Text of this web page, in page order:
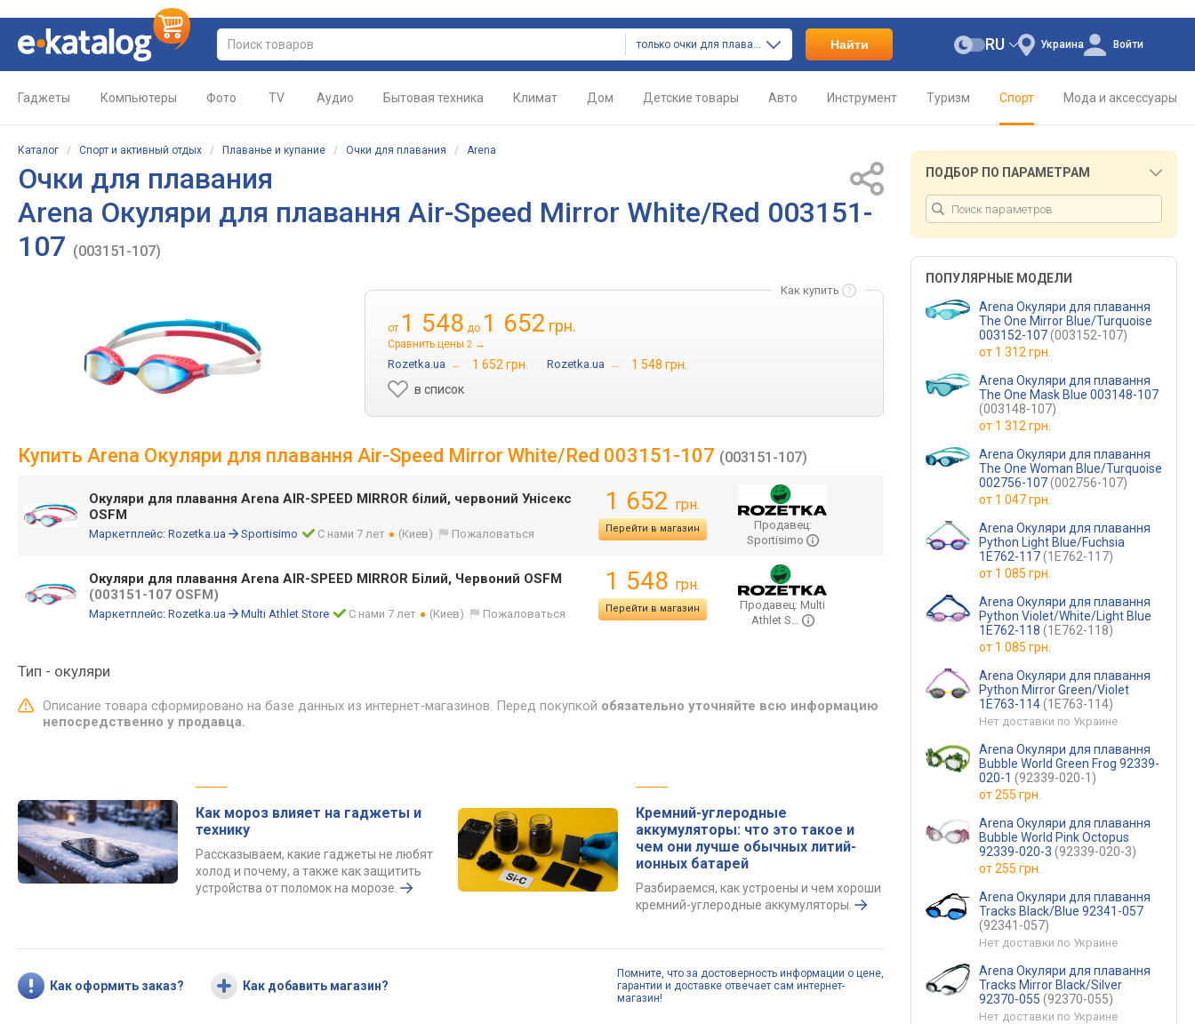
только очки для плавания Найти Украина
RU Войти
Гаджеты Компьютеры Фото TV Аудио Бытовая техника Климат Дом Детские товары Авто Инструмент Туризм Спорт Мода и аксессуары
Каталог / Спорт и активный отдых / Плаванье и купание / Очки для плавания / Arena
Очки для плавания
Arena Окуляри для плавання Air-Speed Mirror White/Red 003151-
107 (003151-107)
Как купить
от 1 548 до 1 652 грн.
Сравнить цены 2 →
Rozetka.ua → 1 652 грн. Rozetka.ua →
1 548 грн.
в список
Купить Arena Окуляри для плавання Air-Speed Mirror White/Red 003151-107 (003151-107)
Окуляри для плавання Arena AIR-SPEED MIRROR білий, червоний Унісекс
OSFM
Маркетплейс: Rozetka.ua Sportisimo С нами 7 лет (Киев) Пожаловаться
1 652 грн.
Перейти в магазин
Продавец:
Sportisimo
Окуляри для плавання Arena AIR-SPEED MIRROR Білий, Червоний OSFM
(003151-107 OSFM)
Маркетплейс: Rozetka.ua Multi Athlet Store С нами 7 лет (Киев) Пожаловаться
1 548 грн.
Перейти в магазин Продавец: Multi
Athlet S…
Тип - окуляри
Описание товара сформировано на базе данных из интернет-магазинов. Перед покупкой обязательно уточняйте всю информацию
непосредственно у продавца.
Как мороз влияет на гаджеты и
технику
Рассказываем, какие гаджеты не любят
холод и почему, а также как защитить
устройства от поломок на морозе.
Кремний-углеродные
аккумуляторы: что это такое и
чем они лучше обычных литий-
ионных батарей
Разбираемся, как устроены и чем хороши
кремний-углеродные аккумуляторы.
Как оформить заказ? Как добавить магазин?
Помните, что за достоверность информации о цене,
гарантии и доставке отвечает сам интернет-
магазин!
ПОДБОР ПО ПАРАМЕТРАМ
ПОПУЛЯРНЫЕ МОДЕЛИ
Arena Окуляри для плавання
The One Mirror Blue/Turquoise
003152-107(003152-107)
от 1 312 грн.
Arena Окуляри для плавання
The One Mask Blue 003148-107
(003148-107)
от 1 312 грн.
Arena Окуляри для плавання
The One Woman Blue/Turquoise
002756-107(002756-107)
от 1 047 грн.
Arena Окуляри для плавання
Python Light Blue/Fuchsia
1E762-117(1E762-117)
от 1 085 грн.
Arena Окуляри для плавання
Python Violet/White/Light Blue
1E762-118 (1E762-118)
от 1 085 грн.
Arena Окуляри для плавання
Python Mirror Green/Violet
1E763-114(1E763-114)
Нет доставки по Украине
Arena Окуляри для плавання
Bubble World Green Frog 92339-
020-1 (92339-020-1)
от255 грн.
Arena Окуляри для плавання
Bubble World Pink Octopus
92339-020-3 (92339-020-3)
от255 грн.
Arena Окуляри для плавання
Tracks Black/Blue 92341-057
(92341-057)
Нет доставки по Украине
Arena Окуляри для плавання
Tracks Mirror Black/Silver
92370-055 (92370-055)
Нет доставки по Украине